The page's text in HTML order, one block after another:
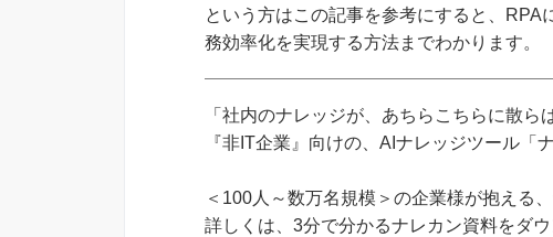
という方はこの記事を参考にすると、
務効率化を実現する方法までわかります。
「社内のナレッジが、あちらこちらに散ら
『非IT企業』向けの、AIナレッジツール「
＜100人～数万名規模＞の企業様が抱える
詳しくは、3分で分かるナレカン資料をダ